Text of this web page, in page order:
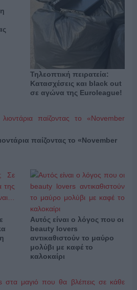
Τηλεοπτική πειρατεία:
Κατασχέσεις και black out
σε αγώνα της Euroleague!
παίζοντας το «November
Αυτός είναι ο λόγος που οι
beauty lovers
αντικαθιστούν το μαύρο
μολύβι με καφέ το
καλοκαίρι